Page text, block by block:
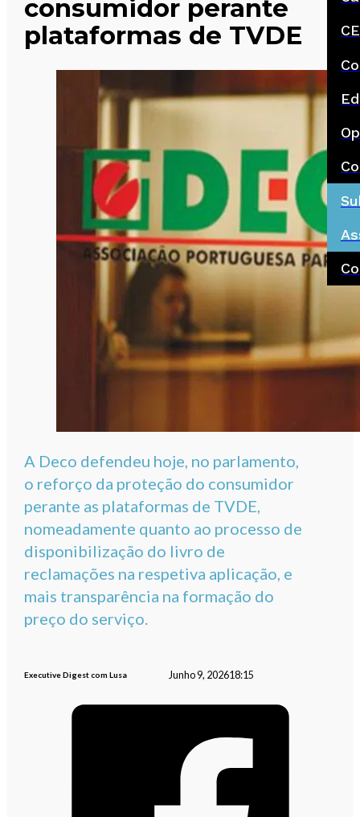
consumidor perante
plataformas de TVDE
A Deco defendeu hoje, no parlamento,
o reforço da proteção do consumidor
perante as plataformas de TVDE,
nomeadamente quanto ao processo de
disponibilização do livro de
reclamações na respetiva aplicação, e
mais transparência na formação do
preço do serviço.
Executive Digest com Lusa Junho 9, 202618:15